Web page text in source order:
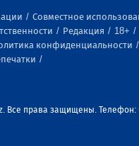
Совместное
Редакция 18+
конфиденциальности
Все права защищены. Телефон: